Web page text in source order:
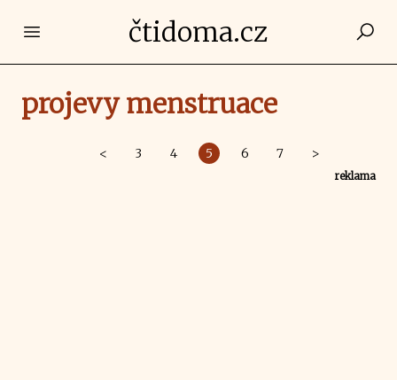
Open main menučtidoma.cz
projevy menstruace
< 3 4 5 6 7 >
reklama